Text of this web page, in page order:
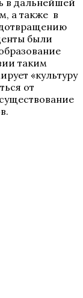
а также в
были
таким
«культуру
от